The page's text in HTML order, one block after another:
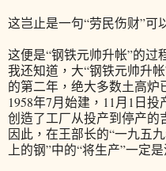
这岂止是一句“劳民伤财”可
这便是“钢铁元帅升帐”的过
我还知道，大“钢铁元帅升
的第二年，绝大多数土高
1958年7月始建，11月1日
创造了工厂从投产到停产的
因此，在王部长的“一九五
上的钢”中的“将生产”一定